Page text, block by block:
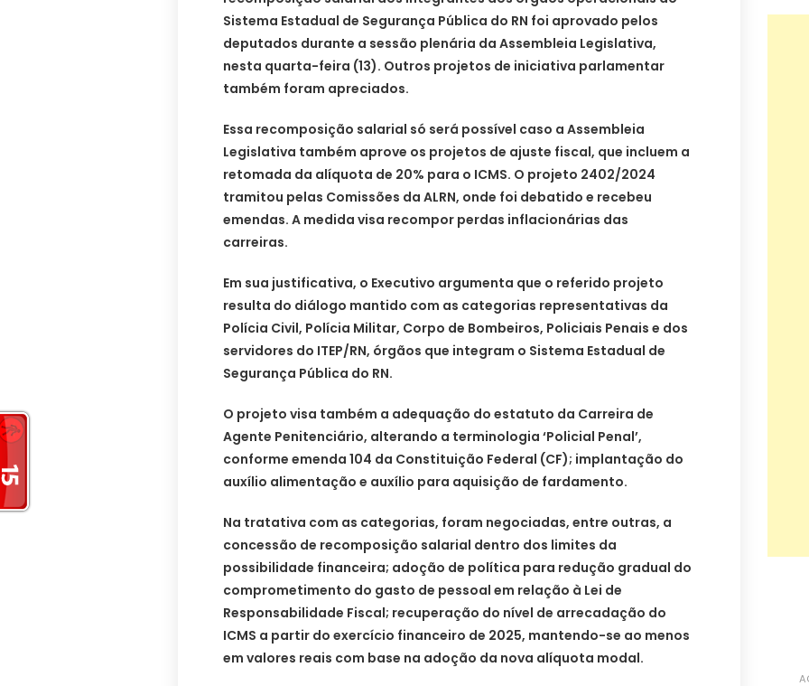
Sistema Estadual de Segurança Pública do RN foi aprovado pelos
deputados durante a sessão plenária da Assembleia Legislativa,
nesta quarta-feira (13). Outros projetos de iniciativa parlamentar
também foram apreciados.
Essa recomposição salarial só será possível caso a Assembleia
Legislativa também aprove os projetos de ajuste fiscal, que incluem a
retomada da alíquota de 20% para o ICMS. O projeto 2402/2024
tramitou pelas Comissões da ALRN, onde foi debatido e recebeu
emendas. A medida visa recompor perdas inflacionárias das
carreiras.
Em sua justificativa, o Executivo argumenta que o referido projeto
resulta do diálogo mantido com as categorias representativas da
Polícia Civil, Polícia Militar, Corpo de Bombeiros, Policiais Penais e dos
servidores do ITEP/RN, órgãos que integram o Sistema Estadual de
Segurança Pública do RN.
O projeto visa também a adequação do estatuto da Carreira de
Agente Penitenciário, alterando a terminologia ‘Policial Penal’,
conforme emenda 104 da Constituição Federal (CF); implantação do
auxílio alimentação e auxílio para aquisição de fardamento.
Na tratativa com as categorias, foram negociadas, entre outras, a
concessão de recomposição salarial dentro dos limites da
possibilidade financeira; adoção de política para redução gradual do
comprometimento do gasto de pessoal em relação à Lei de
Responsabilidade Fiscal; recuperação do nível de arrecadação do
ICMS a partir do exercício financeiro de 2025, mantendo-se ao menos
em valores reais com base na adoção da nova alíquota modal.